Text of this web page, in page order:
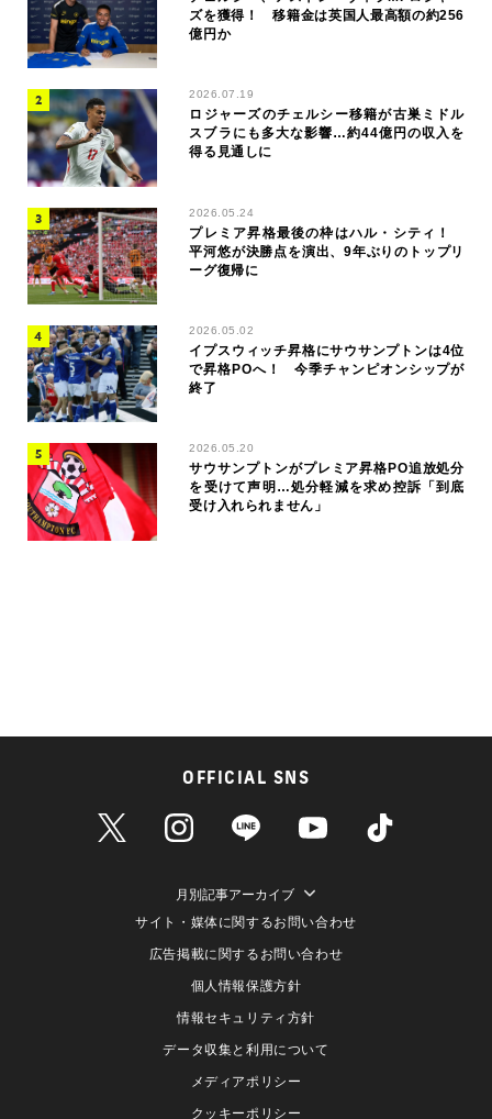
ズを獲得！ 移籍金は英国人最高額の約256
億円か
2026.07.19
ロジャーズのチェルシー移籍が古巣ミドル
スブラにも多大な影響…約44億円の収入を
得る見通しに
2026.05.24
プレミア昇格最後の枠はハル・シティ！
平河悠が決勝点を演出、9年ぶりのトップリ
ーグ復帰に
2026.05.02
イプスウィッチ昇格にサウサンプトンは4位
で昇格POへ！ 今季チャンピオンシップが
終了
2026.05.20
サウサンプトンがプレミア昇格PO追放処分
を受けて声明…処分軽減を求め控訴「到底
受け入れられません」
OFFICIAL SNS
月別記事アーカイブ
サイト・媒体に関するお問い合わせ
広告掲載に関するお問い合わせ
個人情報保護方針
情報セキュリティ方針
データ収集と利用について
メディアポリシー
クッキーポリシー